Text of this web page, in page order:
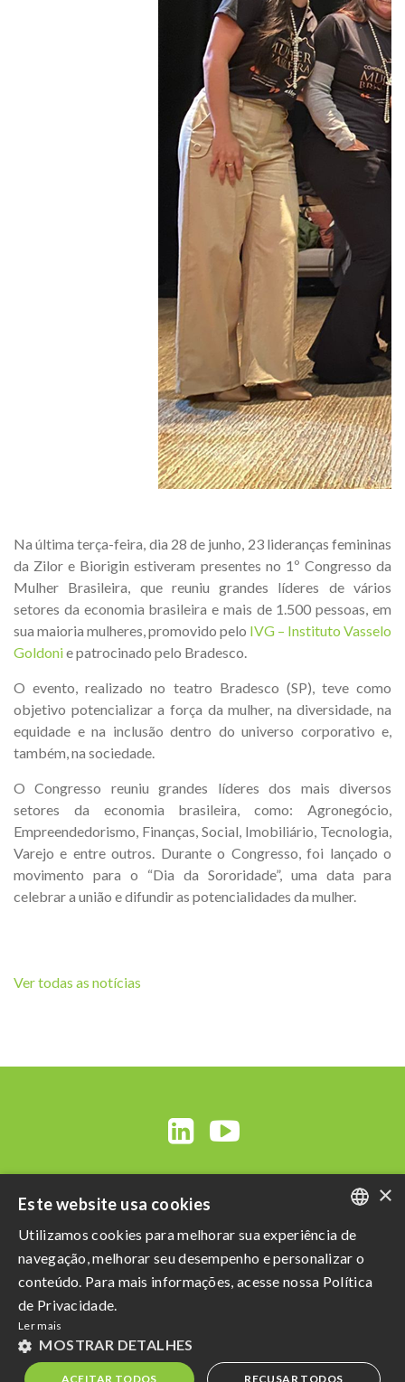
Na última terça-feira, dia 28 de junho, 23 lideranças femininas
da Zilor e Biorigin estiveram presentes no 1º Congresso da
Mulher Brasileira, que reuniu grandes líderes de vários
setores da economia brasileira e mais de 1.500 pessoas, em
sua maioria mulheres, promovido pelo IVG – Instituto Vasselo
Goldonie patrocinado pelo Bradesco.
O evento, realizado no teatro Bradesco (SP), teve como
objetivo potencializar a força da mulher, na diversidade, na
equidade e na inclusão dentro do universo corporativo e,
também, na sociedade.
O Congresso reuniu grandes líderes dos mais diversos
setores da economia brasileira, como: Agronegócio,
Empreendedorismo, Finanças, Social, Imobiliário, Tecnologia,
Varejo e entre outros. Durante o Congresso, foi lançado o
movimento para o “Dia da Sororidade”, uma data para
celebrar a união e difundir as potencialidades da mulher.
Ver todas as notícias
Razão Social: Açucareira Quatá S.A
CNPJ da Matriz: 60.855.574/0001-73
Política de Privacidade
Powered by MZ
PORTUGUESE
ENGLISH
×
Este website usa cookies
Utilizamos cookies para melhorar sua experiência de
navegação, melhorar seu desempenho e personalizar o
conteúdo. Para mais informações, acesse nossa Política
de Privacidade.
Ler mais
MOSTRAR DETALHES
ACEITAR TODOS RECUSAR TODOS